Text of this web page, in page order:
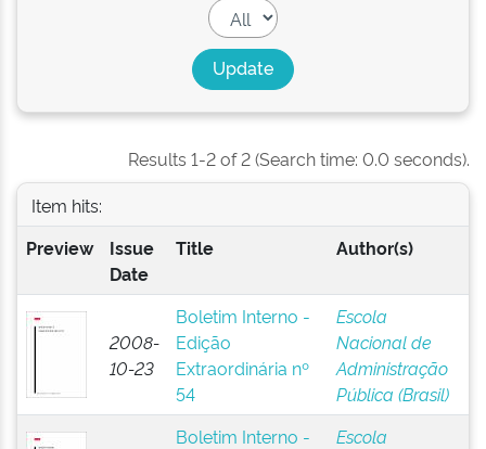
Results 1-2 of 2 (Search time: 0.0 seconds).
Item hits:
Preview
Issue
Date
Title Author(s)
2008-
10-23
Boletim Interno -
Edição
Extraordinária nº
54
Escola
Nacional de
Administração
Pública (Brasil)
Boletim Interno -
Escola